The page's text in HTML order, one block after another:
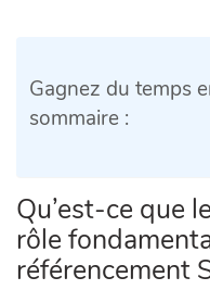
Gagnez du temps
sommaire :
Qu’est-ce que
rôle
référencement